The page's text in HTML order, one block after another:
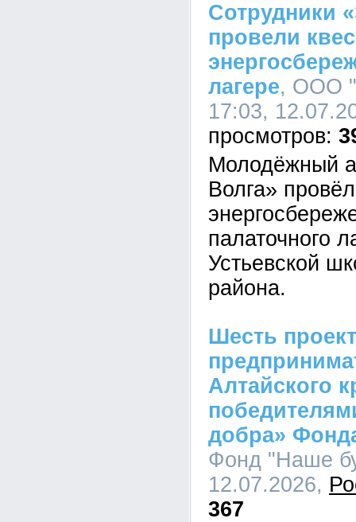
Сотрудники
провели
лагере, ООО
17:03,
Молодёжный
Волга»
палаточного
Устьевской
района.
Шесть
Алтайского
добра»
Фонд "Наше
12.07.2026,
367